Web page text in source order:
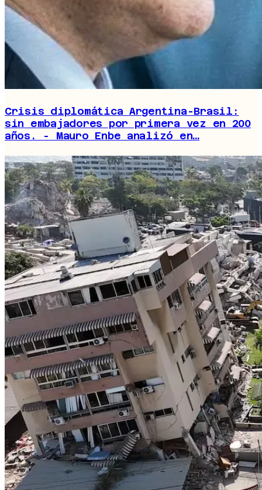
Crisis diplomática Argentina-Brasil:
sin embajadores por primera vez en 200
años. - Mauro Enbe analizó en…